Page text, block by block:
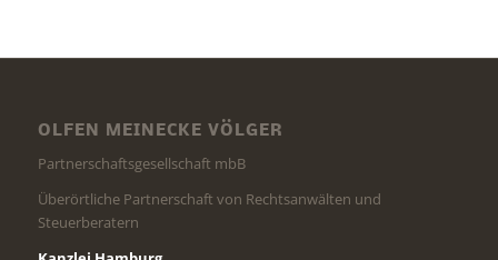
OLFEN MEINECKE VÖLGER
Partnerschaftsgesellschaft mbB
Überörtliche Partnerschaft von Rechtsanwälten und
Steuerberatern